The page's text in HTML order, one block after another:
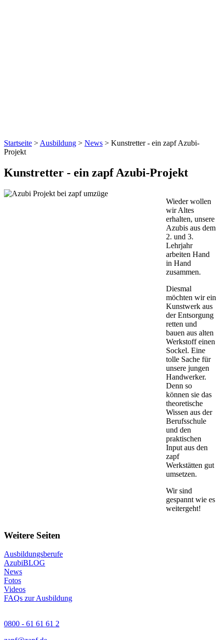
Startseite > Ausbildung > News > Kunstretter - ein zapf Azubi-
Projekt
Kunstretter - ein zapf Azubi-Projekt
Wieder wollen
wir Altes
erhalten, unsere
Azubis aus dem
2. und 3.
Lehrjahr
arbeiten Hand
in Hand
zusammen.
Diesmal
möchten wir ein
Kunstwerk aus
der Entsorgung
retten und
bauen aus alten
Werkstoff einen
Sockel. Eine
tolle Sache für
unsere jungen
Handwerker.
Denn so
können sie das
theoretische
Wissen aus der
Berufsschule
und den
praktischen
Input aus den
zapf
Werkstätten gut
umsetzen.
Wir sind
gespannt wie es
weitergeht!
Weitere Seiten
Ausbildungsberufe
AzubiBLOG
News
Fotos
Videos
FAQs zur Ausbildung
0800 - 61 61 61 2